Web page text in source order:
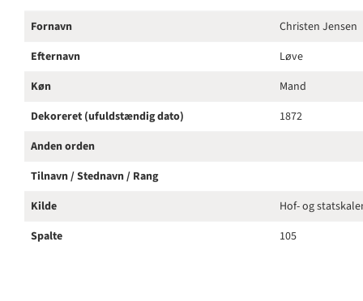
Fornavn
Christen Jensen
Efternavn
Løve
Køn
Mand
Dekoreret (ufuldstændig dato)
1872
Anden orden
Tilnavn / Stednavn / Rang
Kilde
Hof- og
Spalte
105